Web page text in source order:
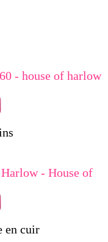
- house of harlow
- House of
en cuir